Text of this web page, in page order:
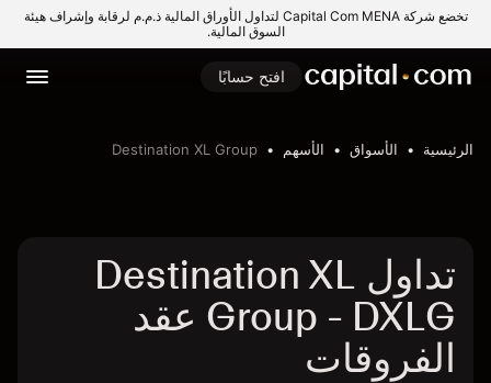
تخضع شركة Capital Com MENA لتداول الأوراق المالية ذ.م.م لرقابة وإشراف هيئة
السوق المالية.
افتح حسابًا
الرئيسية الأسواق الأسهم Destination XL Group
تداول Destination XL
Group - DXLG عقد
الفروقات